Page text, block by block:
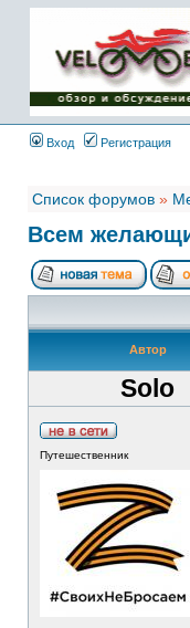
Имя пользователя:
Пароль:
{ LOG_ME_IN_SHORT
}
Вход
Регистрация
Список форумов »
Всем
Автор
Solo
Путешественник